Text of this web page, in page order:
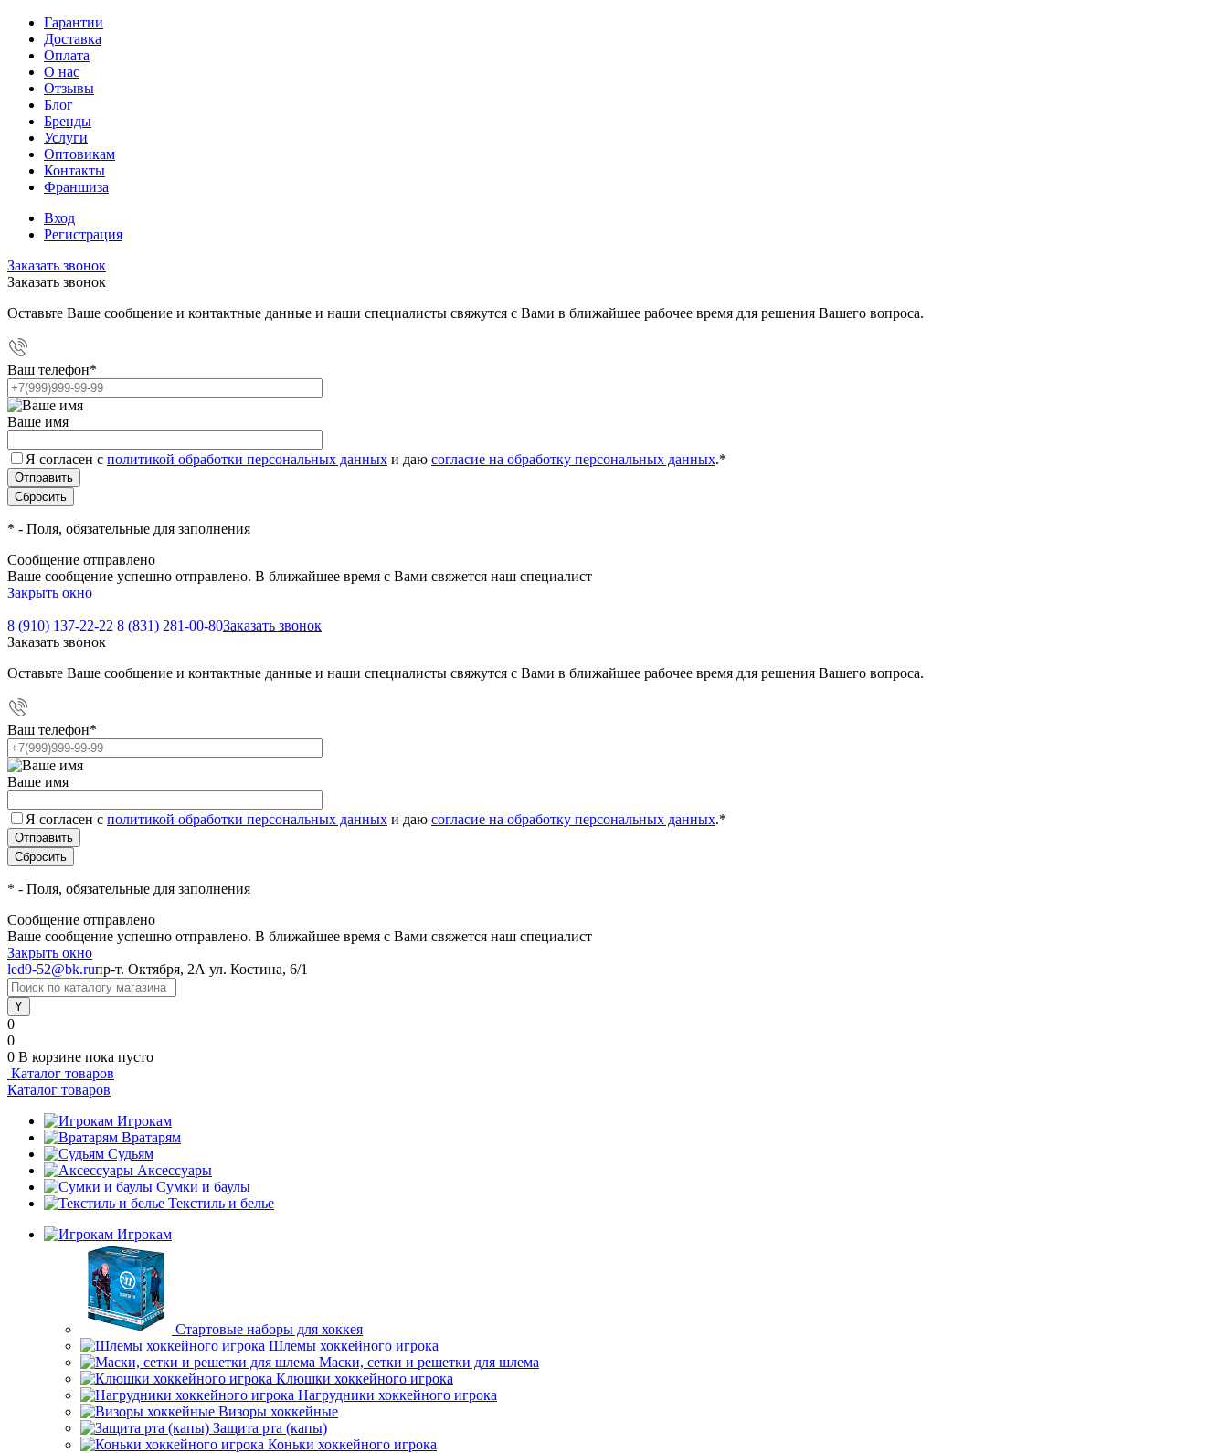
Гарантии
Доставка
Оплата
О нас
Отзывы
Блог
Бренды
Услуги
Оптовикам
Контакты
Франшиза
Вход
Регистрация
Заказать звонок
Заказать звонок
Оставьте Ваше сообщение и контактные данные и наши специалисты свяжутся с Вами в ближайшее рабочее время для решения Вашего вопроса.
Ваш телефон*
Ваше имя
Я согласен с политикой обработки персональных данных и даю согласие на обработку персональных данных.*
* - Поля, обязательные для заполнения
Сообщение отправлено
Ваше сообщение успешно отправлено. В ближайшее время с Вами свяжется наш специалист
Закрыть окно
8 (910) 137-22-22 8 (831) 281-00-80Заказать звонок
Заказать звонок
Оставьте Ваше сообщение и контактные данные и наши специалисты свяжутся с Вами в ближайшее рабочее время для решения Вашего вопроса.
Ваш телефон*
Ваше имя
Я согласен с политикой обработки персональных данных и даю согласие на обработку персональных данных.*
* - Поля, обязательные для заполнения
Сообщение отправлено
Ваше сообщение успешно отправлено. В ближайшее время с Вами свяжется наш специалист
Закрыть окно
led9-52@bk.ruпр-т. Октября, 2А ул. Костина, 6/1
0
0
0 В корзине пока пусто
Каталог товаров
Каталог товаров
Игрокам
Вратарям
Судьям
Аксессуары
Сумки и баулы
Текстиль и белье
Игрокам
Стартовые наборы для хоккея
Шлемы хоккейного игрока
Маски, сетки и решетки для шлема
Клюшки хоккейного игрока
Нагрудники хоккейного игрока
Визоры хоккейные
Защита рта (капы)
Коньки хоккейного игрока